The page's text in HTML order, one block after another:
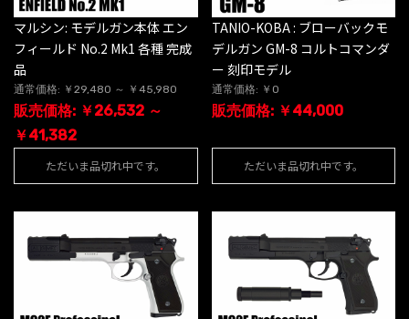
マルシン: モデルガン本体 エン
フィールド No.2 Mk1 各種 完成
品
通常価格: ￥29,480 ～ ￥45,980
販売価格: ￥26,532 ～
￥41,382
ただいま品切れ中です。
TANIO-KOBA : ブローバックモ
デルガン GM-8 コルトコマンダ
ー 刻印モデル
通常価格: ￥0
販売価格: ￥44,000
ただいま品切れ中です。